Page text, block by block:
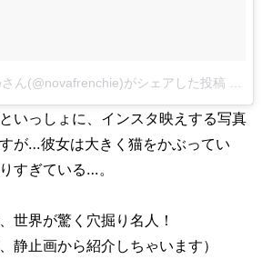
ん(@novafrenchie)がシェアした投稿 2017
いっしょに、インスタ映えする写真
が…彼女は大きく猫をかぶってい
すぎている…。
世界が驚く穴掘り名人！
静止画から紹介しちゃいます）